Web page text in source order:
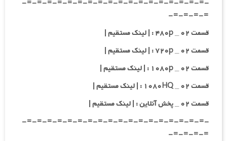
-=-=-=-=-=-=-=-=-=-=-=-=-=-=-=-=-=-=-
=-=-=-=-
قسمت ۰۲ _ ۴۸۰p : | لینک مستقیم |
قسمت ۰۲ _ ۷۲۰p : | لینک مستقیم |
قسمت ۰۲ _ ۱۰۸۰p : | لینک مستقیم |
قسمت ۰۲ _ ۱۰۸۰HQ : | لینک مستقیم |
قسمت ۰۲ _ پخش آنلاین : | لینک مستقیم |
-=-=-=-=-=-=-=-=-=-=-=-=-=-=-=-=-=-=-
=-=-=-=-